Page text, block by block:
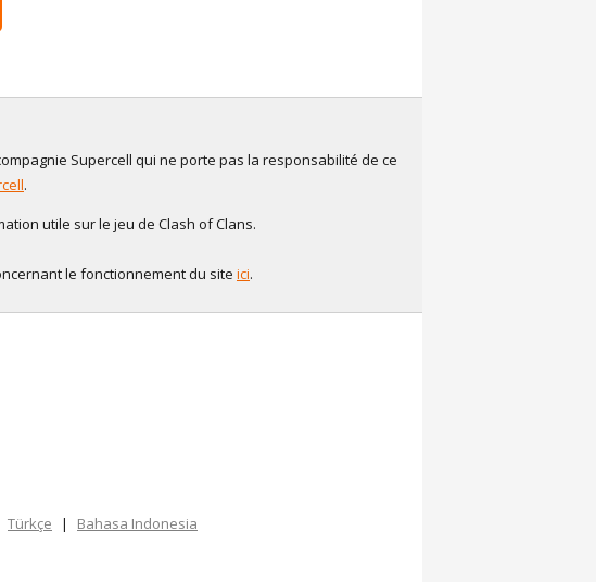
Supercell qui ne porte pas la responsabilité de ce
.
utile sur le jeu de Clash of Clans.
le fonctionnement du site ici.
Türkçe | Bahasa Indonesia